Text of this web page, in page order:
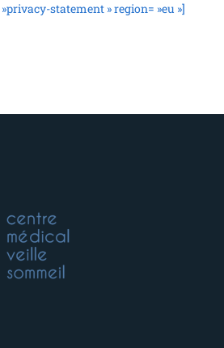
statement » region= »eu »]